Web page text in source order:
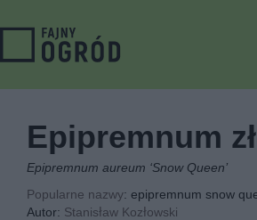
Epipremnum
Epipremnum aureum ‘Snow Queen’
Popularne nazwy: epipremnum snow
Autor: Stanisław Kozłowski